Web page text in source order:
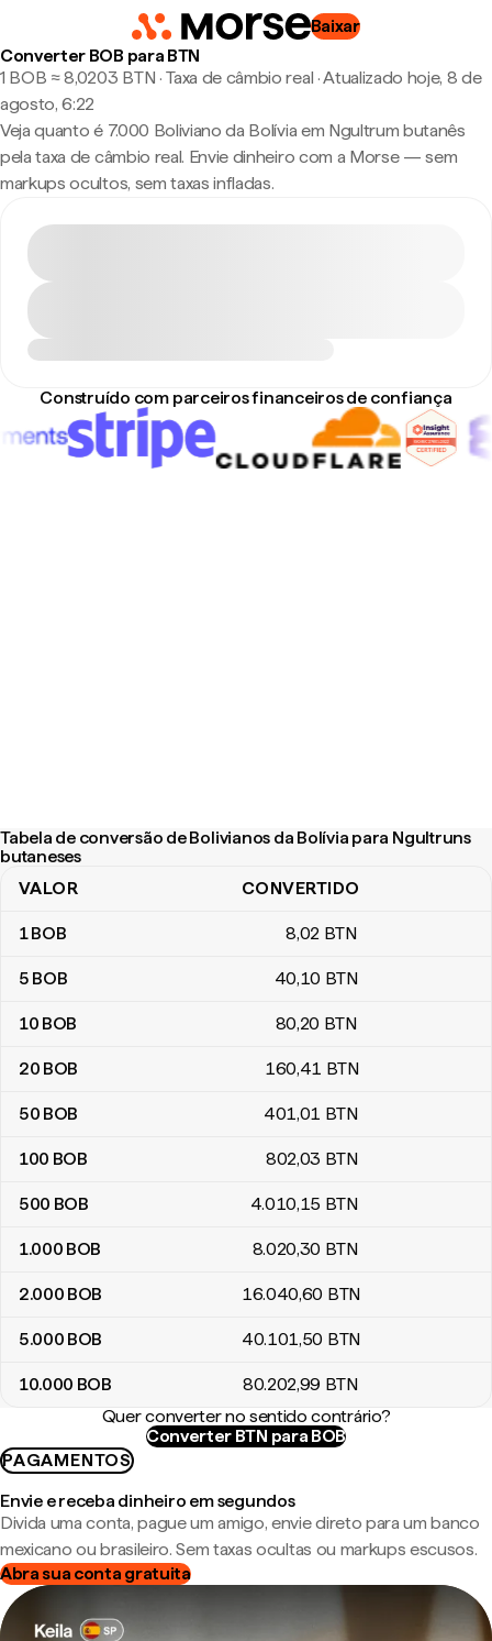
Baixar
Converter BOB para BTN
1 BOB ≈ 8,0203 BTN · Taxa de câmbio real ·Atualizado hoje, 8 de
agosto, 6:22
Veja quanto é 7.000 Boliviano da Bolívia em Ngultrum butanês
pela taxa de câmbio real. Envie dinheiro com a Morse — sem
markups ocultos, sem taxas infladas.
Construído com parceiros financeiros de confiança
Tabela de conversão de Bolivianos da Bolívia para Ngultruns
butaneses
Tabela de conversão de Bolivianos da Bolívia para Ngultruns
VALOR CONVERTIDO
1BOB 8,02 BTN
5 BOB 40,10 BTN
10 BOB 80,20 BTN
20 BOB 160,41 BTN
50 BOB 401,01 BTN
100 BOB 802,03 BTN
500 BOB 4.010,15 BTN
1.000 BOB 8.020,30 BTN
2.000 BOB 16.040,60 BTN
5.000 BOB 40.101,50 BTN
10.000 BOB 80.202,99 BTN
Quer converter no sentido contrário?
Converter BTN para BOB
PAGAMENTOS
Envie e receba dinheiro em segundos
Divida uma conta, pague um amigo, envie direto para um banco
mexicano ou brasileiro. Sem taxas ocultas ou markups escusos.
Abra sua conta gratuita